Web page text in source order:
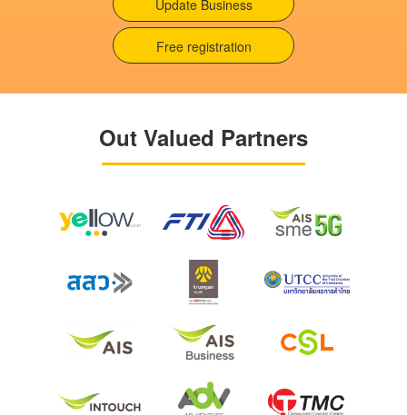
Update Business
Free registration
Out Valued Partners